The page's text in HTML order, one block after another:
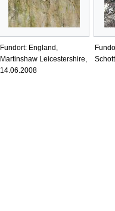
Fundort: England,
Martinshaw Leicestershire,
14.06.2008